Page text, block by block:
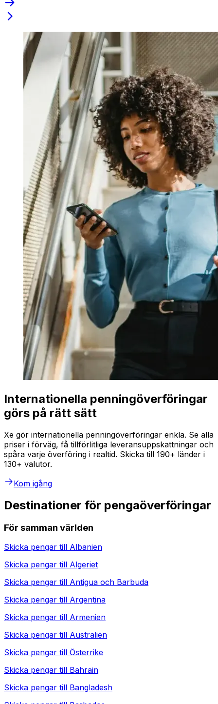
Internationella penningöverföringar
görs på rätt sätt
Xe gör internationella penningöverföringar enkla. Se alla
priser i förväg, få tillförlitliga leveransuppskattningar och
spåra varje överföring i realtid. Skicka till 190+ länder i
130+ valutor.
Kom igång
Destinationer för pengaöverföringar
För samman världen
Skicka pengar till Albanien
Skicka pengar till Algeriet
Skicka pengar till Antigua och Barbuda
Skicka pengar till Argentina
Skicka pengar till Armenien
Skicka pengar till Australien
Skicka pengar till Österrike
Skicka pengar till Bahrain
Skicka pengar till Bangladesh